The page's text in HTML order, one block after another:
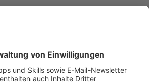
den Gutscheinen rechtlich